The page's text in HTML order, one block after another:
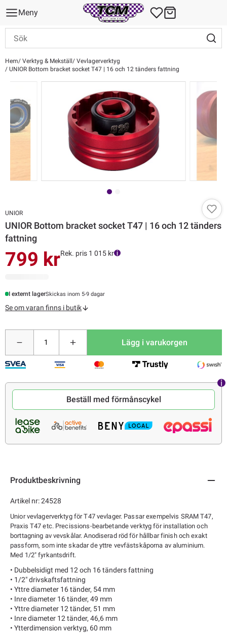
Meny
Hem Verktyg & Mekställ
Vevlagerverktyg
UNIOR Bottom bracket socket T47 | 16 och 12 tänders fattning
UNIOR
UNIOR Bottom bracket socket T47 | 16 och 12 tänders
fattning
799 krRek. pris 1 015 kr
I externt lagerSkickas inom 5-9 dagar
Se om varan finns i butik
Lägg i varukorgen
Beställ med förmånscykel
Produktbeskrivning
Artikel nr: 24528
Unior vevlagerverktyg för T47 vevlager. Passar exempelvis SRAM T47,
Praxis T47 etc. Precissions-bearbetande verktyg för installation och
borttagning av vevskålar. Anodiserad röd för hållbar finish och exakt
passform, som inte skadar de yttre vevfästskåporna av aluminium.
Med 1/2" fyrkantsdrift.
• Dubbelsidigt med 12 och 16 tänders fattning
• 1/2" drivskaftsfattning
• Yttre diameter 16 tänder, 54 mm
• Inre diameter 16 tänder, 49 mm
• Yttre diameter 12 tänder, 51 mm
• Inre diameter 12 tänder, 46,6 mm
• Ytterdimension verktyg, 60 mm